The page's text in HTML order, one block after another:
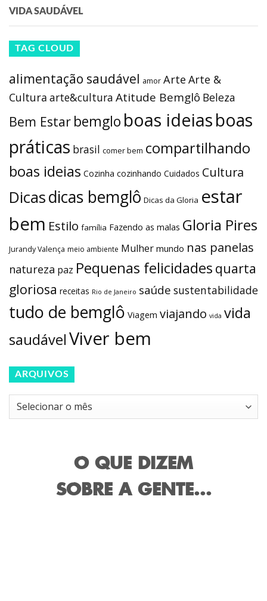
VIDA SAUDÁVEL
TAG CLOUD
alimentação saudável amor Arte Arte &
Cultura arte&cultura Atitude Bemglô Beleza
Bem Estar bemglo boas ideiasboas
práticas brasil comer bem compartilhando
boas ideias Cozinha cozinhando Cuidados Cultura
Dicasdicas bemglô Dicas da Gloria estar
bem Estilo família Fazendo as malas Gloria Pires
Jurandy Valença meio ambiente Mulher mundo nas panelas
natureza paz Pequenas felicidades quarta
gloriosa receitas Rio de Janeiro saúde sustentabilidade
tudo de bemglô Viagem viajando vida vida
saudávelViver bem
ARQUIVOS
Arquivos
O QUE DIZEM
SOBRE A GENTE...